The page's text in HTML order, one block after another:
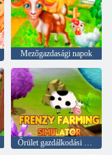
Mezőgazdasági napok
Őrület gazdálkodási szimulátor